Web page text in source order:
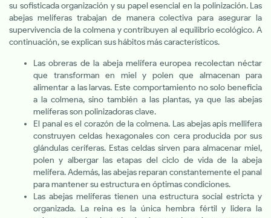
su sofisticada organización y su papel esencial en la polinización. Las
abejas melíferas trabajan de manera colectiva para asegurar la
supervivencia de la colmena y contribuyen al equilibrio ecológico. A
continuación, se explican sus hábitos más característicos.
Las obreras de la abeja melífera europea recolectan néctar
que transforman en miel y polen que almacenan para
alimentar a las larvas. Este comportamiento no solo beneficia
a la colmena, sino también a las plantas, ya que las abejas
melíferas son polinizadoras clave.
El panal es el corazón de la colmena. Las abejas apis mellifera
construyen celdas hexagonales con cera producida por sus
glándulas ceríferas. Estas celdas sirven para almacenar miel,
polen y albergar las etapas del ciclo de vida de la abeja
melífera. Además, las abejas reparan constantemente el panal
para mantener su estructura en óptimas condiciones.
Las abejas melíferas tienen una estructura social estricta y
organizada. La reina es la única hembra fértil y lidera la